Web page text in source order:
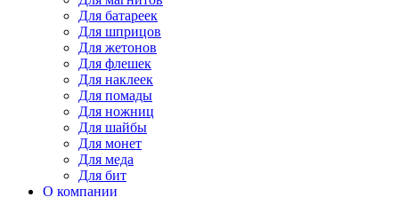
Для батареек
Для шприцов
Для жетонов
Для флешек
Для наклеек
Для помады
Для ножниц
Для шайбы
Для монет
Для меда
Для бит
О компании